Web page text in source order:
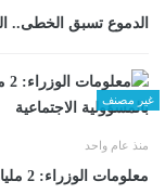
الدموع تسبق الخطى..
غير مصنف
منذ عام واحد